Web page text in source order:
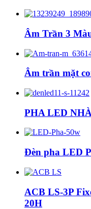
Âm Trần 3
Âm trần mặt
PHA LED
Đèn pha LED
ACB LS-3P
20H